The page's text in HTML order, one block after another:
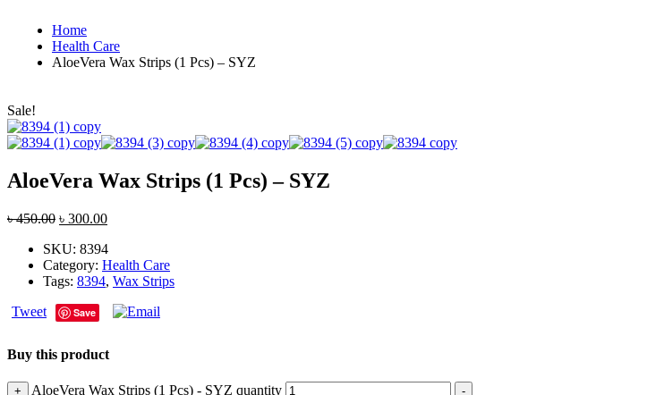
Home
Health Care
AloeVera Wax Strips (1 Pcs) – SYZ
Sale!
AloeVera Wax Strips (1 Pcs) – SYZ
৳450.00 ৳ 300.00
SKU: 8394
Category: Health Care
Tags: 8394, Wax Strips
Tweet
Save
Buy this product
+ AloeVera Wax Strips (1 Pcs) - SYZ quantity
-